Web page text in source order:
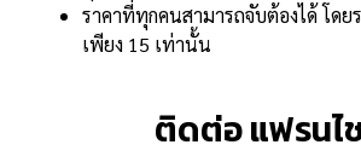
ราคาที่ทุกคนสามารถจับต้องได้ โดย
เพียง 15 เท่านั้น
ติดต่อ แฟรนไ